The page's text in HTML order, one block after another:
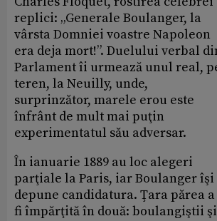
replici: „Generale Boulanger, la
vârsta Domniei voastre Napoleon
era deja mort!”. Duelului verbal
Parlament îi urmează unul real,
teren, la Neuilly, unde,
surprinzător, marele erou este
înfrânt de mult mai puţin
experimentatul său adversar.
În ianuarie 1889 au loc alegeri
parţiale la Paris, iar Boulanger îşi
depune candidatura. Ţara părea a
fi împărţită în două: boulangiştii şi